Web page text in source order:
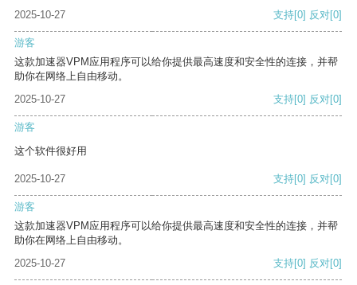
2025-10-27 支持[0] 反对[0]
游客
这款加速器VPM应用程序可以给你提供最高速度和安全性的连接，并帮
助你在网络上自由移动。
2025-10-27
支持[0] 反对[0]
游客
这个软件很好用
2025-10-27 支持[0] 反对[0]
游客
这款加速器VPM应用程序可以给你提供最高速度和安全性的连接，并帮
助你在网络上自由移动。
2025-10-27
支持[0] 反对[0]